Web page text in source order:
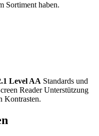
Sortiment haben.
Level AA Standards und
Reader Unterstützung
Kontrasten.